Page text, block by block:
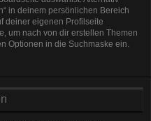
in deinem persönlichen Bereich
deiner eigenen Profilseite
um nach von dir erstellen Themen
Optionen in die Suchmaske ein.